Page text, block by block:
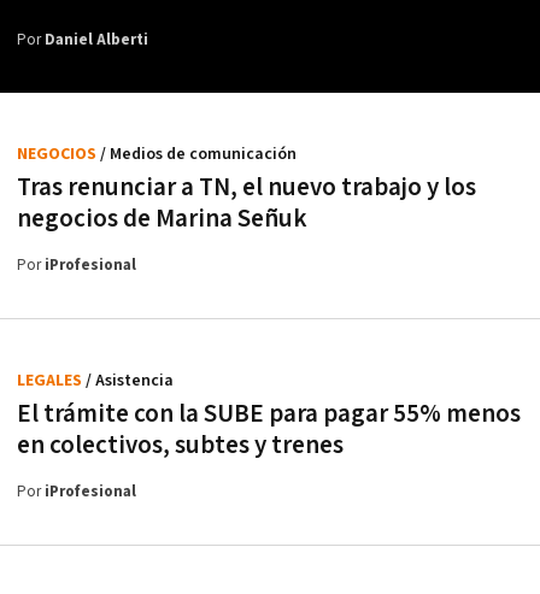
PorDaniel Alberti
Tras renunciar a TN, el nuevo trabajo y los
negocios de Marina Señuk
NEGOCIOS / Medios de comunicación
PoriProfesional
El trámite con la SUBE para pagar 55% menos
en colectivos, subtes y trenes
LEGALES / Asistencia
PoriProfesional